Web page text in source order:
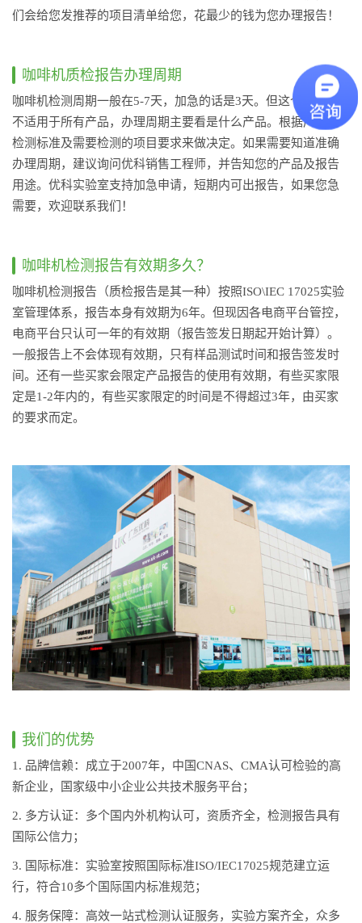
们会给您发推荐的项目清单给您，花最少的钱为您办理报告！
咖啡机质检报告办理周期
咖啡机检测周期一般在5-7天，加急的话是3天。但这个时间并
不适用于所有产品，办理周期主要看是什么产品。根据产品的
检测标准及需要检测的项目要求来做决定。如果需要知道准确
办理周期，建议询问优科销售工程师，并告知您的产品及报告
用途。优科实验室支持加急申请，短期内可出报告，如果您急
需要，欢迎联系我们！
咖啡机检测报告有效期多久？
咖啡机检测报告（质检报告是其一种）按照ISO\IEC 17025实验
室管理体系，报告本身有效期为6年。但现因各电商平台管控，
电商平台只认可一年的有效期（报告签发日期起开始计算）。
一般报告上不会体现有效期，只有样品测试时间和报告签发时
间。还有一些买家会限定产品报告的使用有效期，有些买家限
定是1-2年内的，有些买家限定的时间是不得超过3年，由买家
的要求而定。
我们的优势
1. 品牌信赖：成立于2007年，中国CNAS、CMA认可检验的高
新企业，国家级中小企业公共技术服务平台；
2. 多方认证：多个国内外机构认可，资质齐全，检测报告具有
国际公信力；
3. 国际标准：实验室按照国际标准ISO/IEC17025规范建立运
行，符合10多个国际国内标准规范；
4. 服务保障：高效一站式检测认证服务，实验方案齐全，众多